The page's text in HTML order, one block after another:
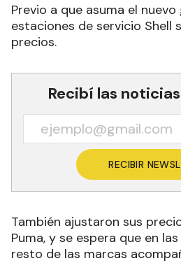
Previo a que asuma el
estaciones de servicio Shell
precios.
Recibí las
RECIBIR
También ajustaron sus
Puma, y se espera que en
resto de las marcas